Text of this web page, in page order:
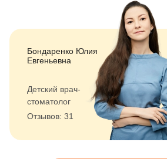
Бондаренко Юлия
Евгеньевна
Детский врач-
стоматолог
Отзывов: 31